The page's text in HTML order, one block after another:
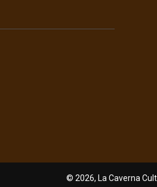
© 2026, La Caverna